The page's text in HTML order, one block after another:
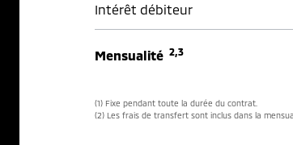
Intérêt débiteur
Mensualité 2,3
(1) Fixe pendant toute la durée du contrat.
(2) Les frais de transfert sont inclus dans la